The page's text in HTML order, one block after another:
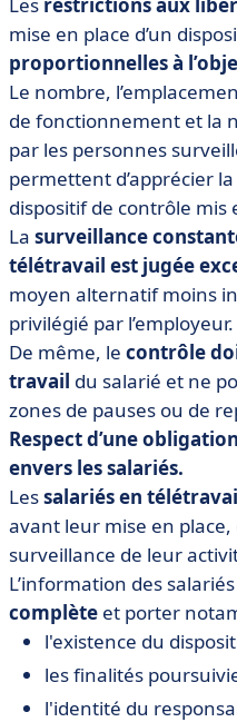
mise en place d’un
proportionnelles à
Le nombre,
de fonctionnement et la
par les personnes
permettent d’apprécier
dispositif de contrôle mis
La surveillance
télétravail est jugée
moyen alternatif moins
privilégié par l’employeur.
De même, le contrôle
travail du salarié et ne
zones de pauses ou de
Respect d’une
envers les salariés.
Lessalariés en
avant leur mise en place,
surveillance de leur
L’information des
complète et porter
l'existence du
les finalités
l'identité du